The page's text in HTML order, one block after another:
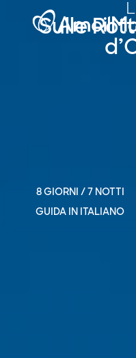
Sulle
8 GIORNI / 7 NOTTI
GUIDA IN ITALIANO